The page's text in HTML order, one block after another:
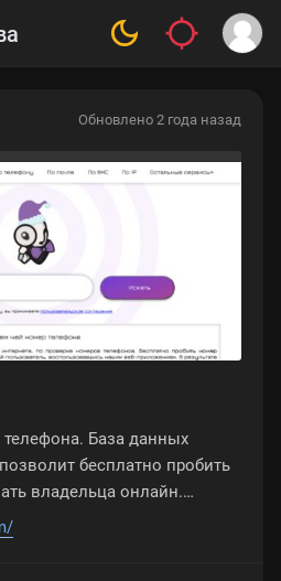
Обновлено 2 года назад
База данных
бесплатно пробить
владельца онлайн.
отзывы и оценку